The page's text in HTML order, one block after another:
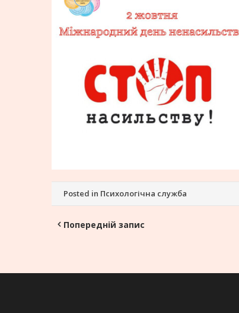
Posted in Психологічна служба
Навігація
Попередній запис